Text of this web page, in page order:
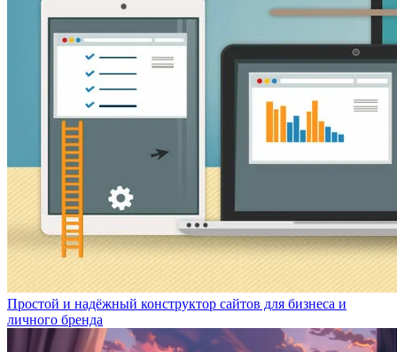
Простой и надёжный конструктор сайтов для бизнеса и
личного бренда